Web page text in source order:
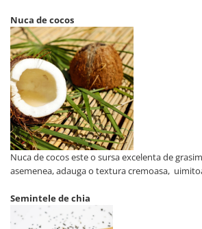
Nuca de cocos
Nuca de cocos este o sursa excelenta de
asemenea, adauga o textura cremoasa,
Semintele de chia